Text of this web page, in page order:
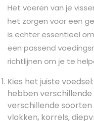
Het voeren van je
het zorgen voor een
is echter essentieel
een passend
richtlijnen om je te
Kies het juiste
hebben verschillende
verschillende
vlokken, korrels,